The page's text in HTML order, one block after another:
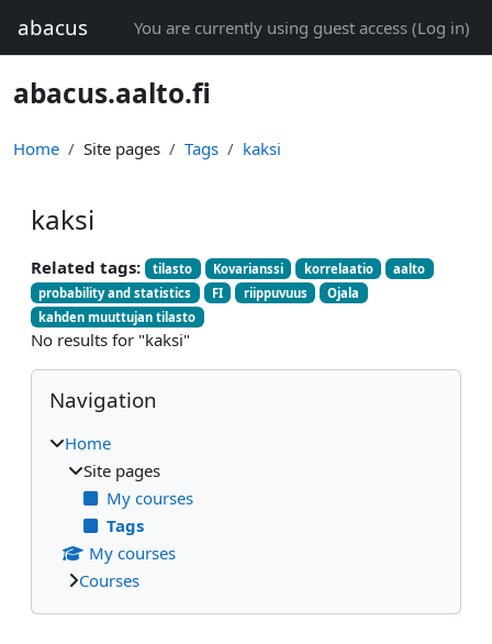
abacus You are currently using guest access (Log in)
abacus.aalto.fi
Home Site pages Tags kaksi
kaksi
Related tags: tilasto Kovarianssi korrelaatio
aalto
probability and statistics
FI riippuvuus
Ojala
kahden muuttujan tilasto
No results for "kaksi"
Blocks
Skip Navigation
Navigation
Home
Site pages
My courses
Tags
My courses
Courses